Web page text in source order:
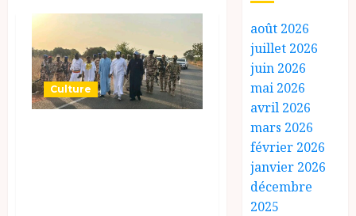
Culture
août 2026
juillet 2026
juin 2026
mai 2026
avril 2026
mars 2026
février 2026
janvier 2026
décembre
2025